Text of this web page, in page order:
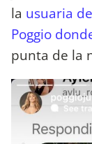
la usuaria
Poggio
punta de la